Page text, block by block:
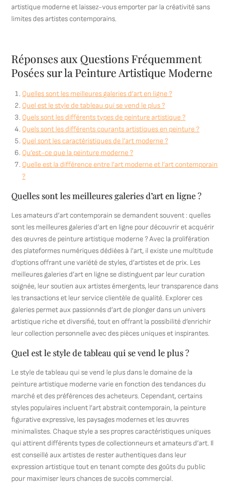
artistique moderne et laissez-vous emporter par la créativité sans
limites des artistes contemporains.
Réponses aux Questions Fréquemment
Posées sur la Peinture Artistique Moderne
Quelles sont les meilleures galeries d’art en ligne ?
Quel est le style de tableau qui se vend le plus ?
Quels sont les différents types de peinture artistique ?
Quels sont les différents courants artistiques en peinture ?
Quel sont les caractéristiques de l’art moderne ?
Qu’est-ce que la peinture moderne ?
Quelle est la différence entre l’art moderne et l’art contemporain
?
Quelles sont les meilleures galeries d’art en ligne ?
Les amateurs d’art contemporain se demandent souvent : quelles
sont les meilleures galeries d’art en ligne pour découvrir et acquérir
des œuvres de peinture artistique moderne ? Avec la prolifération
des plateformes numériques dédiées à l’art, il existe une multitude
d’options offrant une variété de styles, d’artistes et de prix. Les
meilleures galeries d’art en ligne se distinguent par leur curation
soignée, leur soutien aux artistes émergents, leur transparence dans
les transactions et leur service clientèle de qualité. Explorer ces
galeries permet aux passionnés d’art de plonger dans un univers
artistique riche et diversifié, tout en offrant la possibilité d’enrichir
leur collection personnelle avec des pièces uniques et inspirantes.
Quel est le style de tableau qui se vend le plus ?
Le style de tableau qui se vend le plus dans le domaine de la
peinture artistique moderne varie en fonction des tendances du
marché et des préférences des acheteurs. Cependant, certains
styles populaires incluent l’art abstrait contemporain, la peinture
figurative expressive, les paysages modernes et les œuvres
minimalistes. Chaque style a ses propres caractéristiques uniques
qui attirent différents types de collectionneurs et amateurs d’art. Il
est conseillé aux artistes de rester authentiques dans leur
expression artistique tout en tenant compte des goûts du public
pour maximiser leurs chances de succès commercial.